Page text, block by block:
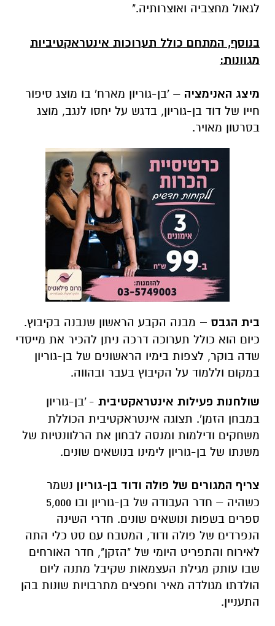
לגאול מחצביה ואוצרותיה."
בנוסף, המתחם כולל תערוכות אינטראקטיביות
מגוונות:
מיצג האנימציה – 'בן-גוריון מארח' בו מוצג סיפור
חייו של דוד בן-גוריון, בדגש על יחסו לנגב, מוצג
בסרטון מאויר.
בית הגבס – מבנה הקבע הראשון שנבנה בקיבוץ.
כיום הוא כולל תערוכה דרכה ניתן להכיר את מייסדי
שדה בוקר, לצפות בימיו הראשונים של בן-גוריון
במקום וללמוד על הקיבוץ בעבר ובהווה.
שולחנות פעילות אינטראקטיבית - 'בן-גוריון
במבחן הזמן'. תצוגה אינטראקטיבית הכוללת
משחקים ודילמות ומנסה לבחון את הרלוונטיות של
משנתו של בן-גוריון לימינו בנושאים שונים.
צריף המגורים של פולה ודוד בן-גוריון נשמר
כשהיה – חדר העבודה של בן-גוריון ובו 5,000
ספרים בשפות ונושאים שונים. חדרי השינה
הנפרדים של פולה ודוד, המטבח עם סט כלי התה
לאירוח והתפריט היומי של "הזקן", חדר האורחים
שבו עותק מגילת העצמאות שקיבל מתנה ליום
הולדתו מגולדה מאיר וחפצים מתרבויות שונות בהן
התעניין.